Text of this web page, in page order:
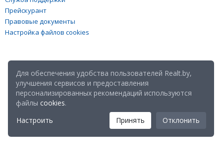
Прейскурант
Правовые документы
Настройка файлов cookies
Для обеспечения удобства пользователей Realt.by,
улучшения сервисов и предоставления
персонализированных рекомендаций используются
файлы cookies.
Настроить
Принять Отклонить